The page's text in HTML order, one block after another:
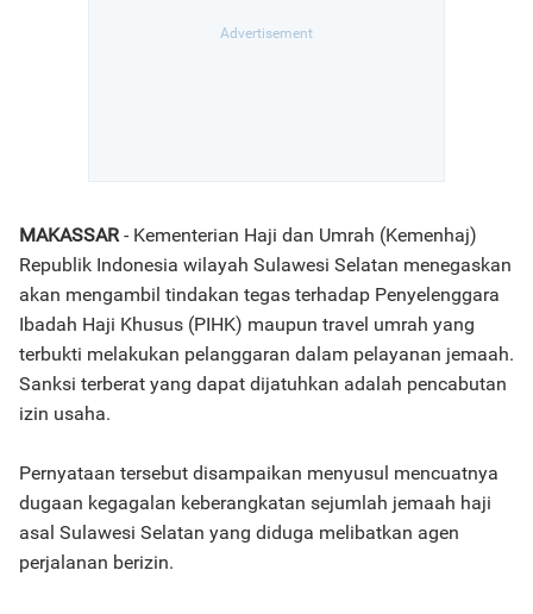
MAKASSAR- Kementerian Haji dan Umrah (Kemenhaj)
Republik Indonesia wilayah Sulawesi Selatan menegaskan
akan mengambil tindakan tegas terhadap Penyelenggara
Ibadah Haji Khusus (PIHK) maupun travel umrah yang
terbukti melakukan pelanggaran dalam pelayanan jemaah.
Sanksi terberat yang dapat dijatuhkan adalah pencabutan
izin usaha.
Pernyataan tersebut disampaikan menyusul mencuatnya
dugaan kegagalan keberangkatan sejumlah jemaah haji
asal Sulawesi Selatan yang diduga melibatkan agen
perjalanan berizin.